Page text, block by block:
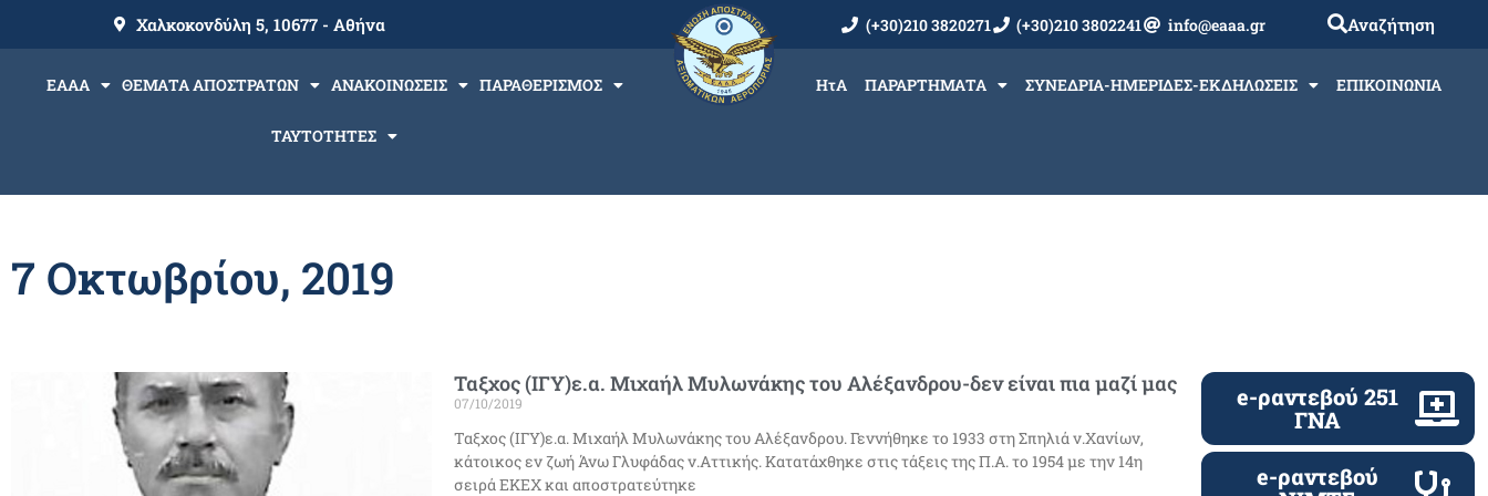
Χαλκοκονδύλη 5, 10677 - Αθήνα (+30)210 3820271 (+30)210 3802241 info@eaaa.gr Αναζήτηση
ΕΑΑΑ ΘΕΜΑΤΑ ΑΠΟΣΤΡΑΤΩΝ ΑΝΑΚΟΙΝΩΣΕΙΣ ΠΑΡΑΘΕΡΙΣΜΟΣ
ΤΑΥΤΟΤΗΤΕΣ
ΗτΑ ΠΑΡΑΡΤΗΜΑΤΑ ΣΥΝΕΔΡΙΑ-ΗΜΕΡΙΔΕΣ-ΕΚΔΗΛΩΣΕΙΣ ΕΠΙΚΟΙΝΩΝΙΑ
7 Οκτωβρίου, 2019
Ταξχος (ΙΓΥ)ε.α. Μιχαήλ Μυλωνάκης του Αλέξανδρου-δεν είναι πια μαζί μας
07/10/2019
Ταξχος (ΙΓΥ)ε.α. Μιχαήλ Μυλωνάκης του Αλέξανδρου. Γεννήθηκε το 1933 στη Σπηλιά ν.Χανίων,
κάτοικος εν ζωή Άνω Γλυφάδας ν.Αττικής. Κατατάχθηκε στις τάξεις της Π.Α. το 1954 με την 14η
σειρά ΕΚΕΧ και αποστρατεύτηκε
e-ραντεβού 251
ΓΝΑ
e-ραντεβού